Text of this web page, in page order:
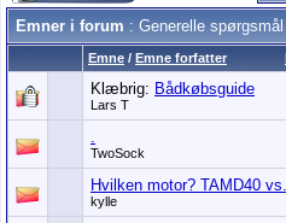
Emner i forum : Generelle spørgsmål
Emne / Emne forfatter
Klæbrig: Bådkøbsguide
Lars T
.
TwoSock
Hvilken motor? TAMD40
kylle